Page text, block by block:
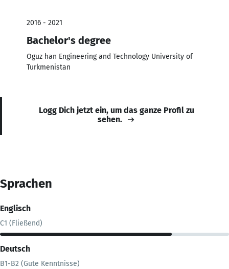
2016 - 2021
Bachelor's degree
Oguz han Engineering and Technology University of
Turkmenistan
Logg Dich jetzt ein, um das ganze Profil zu
sehen.
Sprachen
Englisch
C1 (Fließend)
Deutsch
B1-B2 (Gute Kenntnisse)